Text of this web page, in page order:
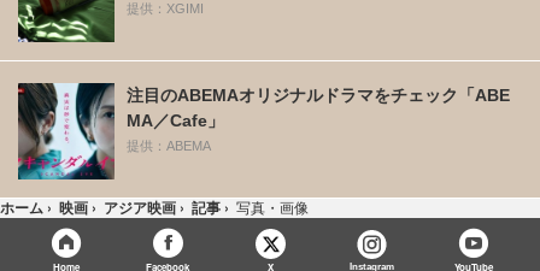
提供：XGIMI
注目のABEMAオリジナルドラマをチェック「ABE
MA／Cafe」
提供：ABEMA
ホーム › 映画 › アジア映画 › 記事 › 写真・画像
Home Facebook X Instagram YouTube